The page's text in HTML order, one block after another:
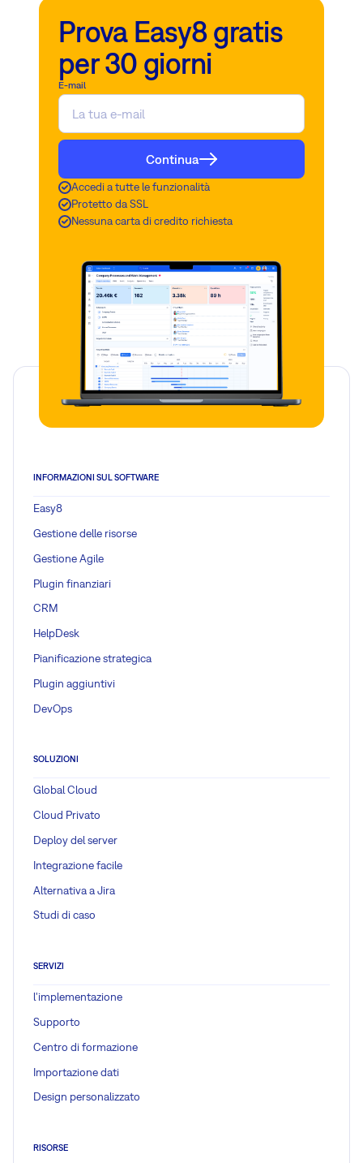
Prova Easy8 gratis
per 30 giorni
E-mail
Continua
Accedi a tutte le funzionalità
Protetto da SSL
Nessuna carta di credito richiesta
INFORMAZIONI SUL SOFTWARE
Easy8
Gestione delle risorse
Gestione Agile
Plugin finanziari
CRM
HelpDesk
Pianificazione strategica
Plugin aggiuntivi
DevOps
SOLUZIONI
Global Cloud
Cloud Privato
Deploy del server
Integrazione facile
Alternativa a Jira
Studi di caso
SERVIZI
l'implementazione
Supporto
Centro di formazione
Importazione dati
Design personalizzato
RISORSE